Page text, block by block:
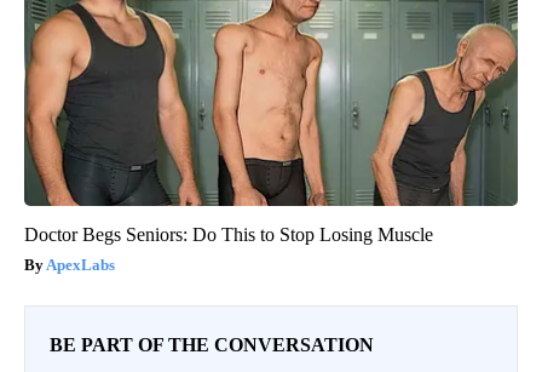
Doctor Begs Seniors: Do This to Stop Losing Muscle
ApexLabs
BE PART OF THE CONVERSATION